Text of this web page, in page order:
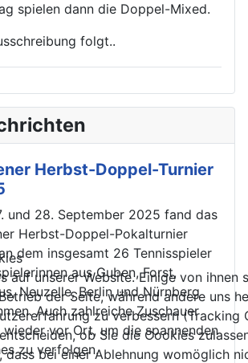
spielen dann die Doppel-Mixed.
folgt..
Herbst-Doppel-Turnier
und 28. September 2025 fand das
Herbst-Doppel-Pokalturnier
dem insgesamt 26 Tennisspieler
aus Guben, Forst,
Neuzelle, Berlin und Nürnberg
Auch zahlreiche Zuschauer
wieder vor Ort, um die spannenden
zu verfolgen.
auf unserer Website. Einige von ihnen
der Seite, während andere uns
zu verbessern (Tracking
ob Sie die Cookies
dass bei einer Ablehnung womöglich